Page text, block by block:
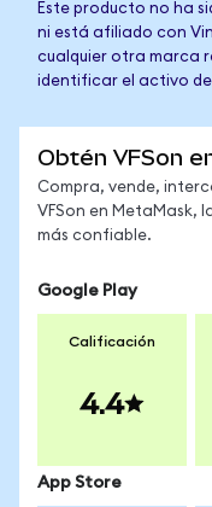
Este producto no ha
ni está afiliado con
cualquier otra marca
identificar el activo
Obtén VFSon
Compra, vende,
VFSon en MetaMask,
más confiable.
Google Play
Calificación
4.4
App Store